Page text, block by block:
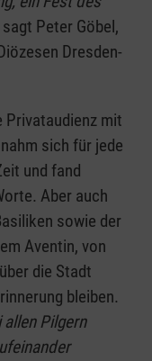
sagt Peter Göbel,
Dresden-
Privataudienz mit
sich für jede
und fand
Aber auch
sowie der
Aventin, von
die Stadt
bleiben.
Pilgern